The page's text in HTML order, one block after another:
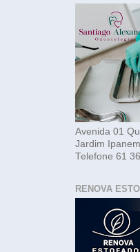
Avenida 01
Jardim
Telefone 61
RENOVA